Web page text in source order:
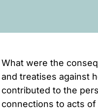
What were the
and treatises against
contributed to the
connections to acts